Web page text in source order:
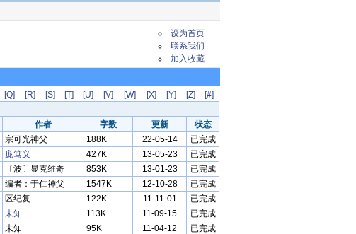
设为首页
联系我们
加入收藏
[Q] [R] [S] [T] [U] [V] [W] [X] [Y] [Z] [#]
作者 字数 更新
状态
宗可光神父 188K 22-05-14
已完成
庞笃义 427K 13-05-23
已完成
〔波〕显克维奇 853K 13-01-23
已完成
编者：于仁神父 1547K 12-10-28
已完成
区纪复 122K 11-11-01
已完成
未知 113K 11-09-15
已完成
未知 95K 11-04-12
已完成